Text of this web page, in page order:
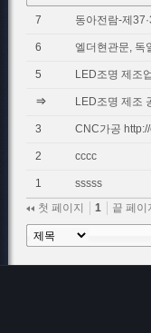
7 동아전람-제
6 엘더현관문, 독
5 LED조명 제조
⇒ LED조명 제조
3 CNC가공
2 cccc
1
sssss
첫 페이지
1 끝 페